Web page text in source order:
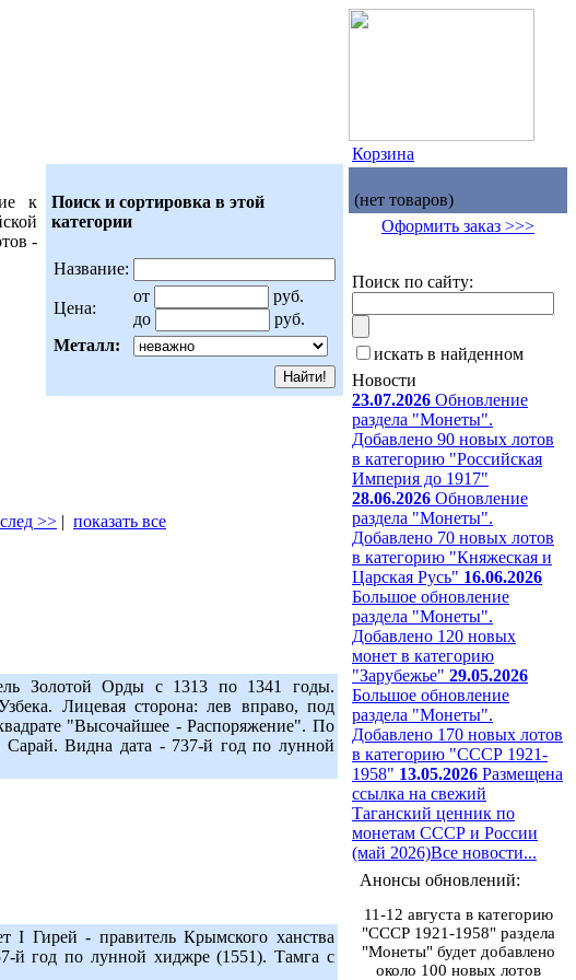
Поиск и сортировка в этой
категории
Название:
Цена:
от
руб.
до
руб.
Металл:
к
-
след >> | показать все
Золотой Орды с 1313 по 1341 годы.
Лицевая сторона: лев вправо, под
"Высочайшее - Распоряжение". По
Сарай. Видна дата - 737-й год по лунной
I Гирей - правитель Крымского ханства
год по лунной хиджре (1551). Тамга с
Корзина
(нет товаров)
Оформить заказ >>>
Поиск по сайту:
искать в найденном
Новости
23.07.2026 Обновление
раздела "Монеты".
Добавлено 90 новых лотов
в категорию "Российская
Империя до 1917"
28.06.2026 Обновление
раздела "Монеты".
Добавлено 70 новых лотов
в категорию "Княжеская и
Царская Русь" 16.06.2026
Большое обновление
раздела "Монеты".
Добавлено 120 новых
монет в категорию
"Зарубежье" 29.05.2026
Большое обновление
раздела "Монеты".
Добавлено 170 новых лотов
в категорию "СССР 1921-
1958" 13.05.2026 Размещена
ссылка на свежий
Таганский ценник по
монетам СССР и России
(май 2026)Все новости...
Анонсы обновлений:
11-12 августа в категорию
"СССР 1921-1958" раздела
"Монеты" будет добавлено
около 100 новых лотов